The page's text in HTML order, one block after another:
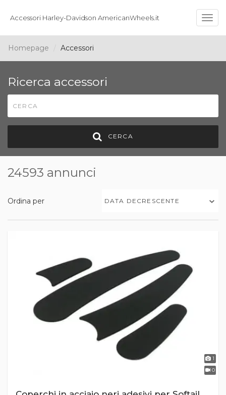
Accessori Harley-Davidson AmericanWheels.it
Homepage Accessori
Ricerca accessori
CERCA
24593 annunci
Ordina per DATA DECRESCENTE
1
0